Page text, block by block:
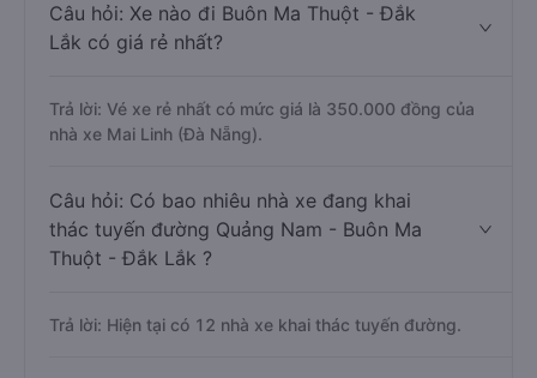
Câu hỏi: Xe nào đi Buôn Ma Thuột - Đắk
Lắk có giá rẻ nhất?
Trả lời: Vé xe rẻ nhất có mức giá là 350.000 đồng của
nhà xe Mai Linh (Đà Nẵng).
Câu hỏi: Có bao nhiêu nhà xe đang khai
thác tuyến đường Quảng Nam - Buôn Ma
Thuột - Đắk Lắk ?
Trả lời: Hiện tại có 12 nhà xe khai thác tuyến đường.